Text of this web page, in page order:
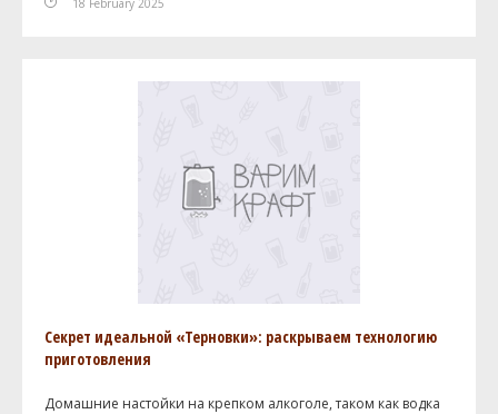
18 February 2025
Секрет идеальной «Терновки»: раскрываем технологию
приготовления
Домашние настойки на крепком алкоголе, таком как водка